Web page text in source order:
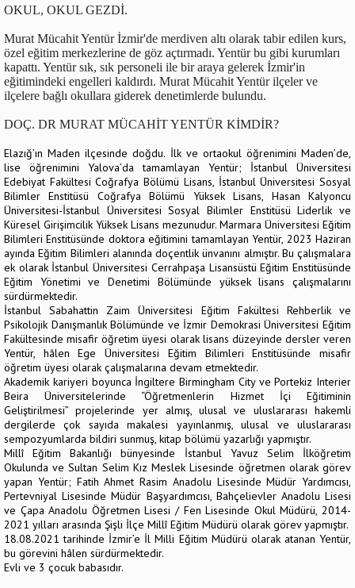
OKUL, OKUL GEZDİ.
Murat Mücahit Yentür İzmir'de merdiven altı olarak tabir edilen kurs,
özel eğitim merkezlerine de göz açtırmadı. Yentür bu gibi kurumları
kapattı. Yentür sık, sık personeli ile bir araya gelerek İzmir'in
eğitimindeki engelleri kaldırdı. Murat Mücahit Yentür ilçeler ve
ilçelere bağlı okullara giderek denetimlerde bulundu.
DOÇ. DR MURAT MÜCAHİT YENTÜR KİMDİR?
Elazığ’ın Maden ilçesinde doğdu. İlk ve ortaokul öğrenimini Maden’de,
lise öğrenimini Yalova’da tamamlayan Yentür; İstanbul Üniversitesi
Edebiyat Fakültesi Coğrafya Bölümü Lisans, İstanbul Üniversitesi Sosyal
Bilimler Enstitüsü Coğrafya Bölümü Yüksek Lisans, Hasan Kalyoncu
Üniversitesi-İstanbul Üniversitesi Sosyal Bilimler Enstitüsü Liderlik ve
Küresel Girişimcilik Yüksek Lisans mezunudur. Marmara Üniversitesi Eğitim
Bilimleri Enstitüsünde doktora eğitimini tamamlayan Yentür, 2023 Haziran
ayında Eğitim Bilimleri alanında doçentlik ünvanını almıştır. Bu çalışmalara
ek olarak İstanbul Üniversitesi Cerrahpaşa Lisansüstü Eğitim Enstitüsünde
Eğitim Yönetimi ve Denetimi Bölümünde yüksek lisans çalışmalarını
sürdürmektedir.
İstanbul Sabahattin Zaim Üniversitesi Eğitim Fakültesi Rehberlik ve
Psikolojik Danışmanlık Bölümünde ve İzmir Demokrasi Üniversitesi Eğitim
Fakültesinde misafir öğretim üyesi olarak lisans düzeyinde dersler veren
Yentür, hâlen Ege Üniversitesi Eğitim Bilimleri Enstitüsünde misafir
öğretim üyesi olarak çalışmalarına devam etmektedir.
Akademik kariyeri boyunca İngiltere Birmingham City ve Portekiz Interier
Beira Üniversitelerinde “Öğretmenlerin Hizmet İçi Eğitiminin
Geliştirilmesi” projelerinde yer almış, ulusal ve uluslararası hakemli
dergilerde çok sayıda makalesi yayınlanmış, ulusal ve uluslararası
sempozyumlarda bildiri sunmuş, kitap bölümü yazarlığı yapmıştır.
Millî Eğitim Bakanlığı bünyesinde İstanbul Yavuz Selim İlköğretim
Okulunda ve Sultan Selim Kız Meslek Lisesinde öğretmen olarak görev
yapan Yentür; Fatih Ahmet Rasim Anadolu Lisesinde Müdür Yardımcısı,
Pertevniyal Lisesinde Müdür Başyardımcısı, Bahçelievler Anadolu Lisesi
ve Çapa Anadolu Öğretmen Lisesi / Fen Lisesinde Okul Müdürü, 2014-
2021 yılları arasında Şişli İlçe Millî Eğitim Müdürü olarak görev yapmıştır.
18.08.2021 tarihinde İzmir’e İl Milli Eğitim Müdürü olarak atanan Yentür,
bu görevini hâlen sürdürmektedir.
Evli ve 3 çocuk babasıdır.